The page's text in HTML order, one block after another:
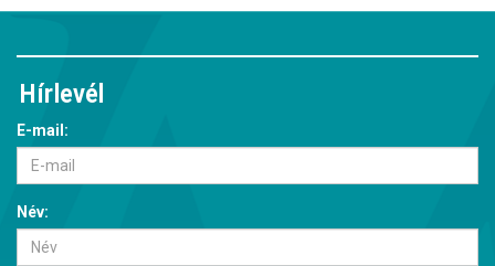
Hírlevél
E-mail:
Név: